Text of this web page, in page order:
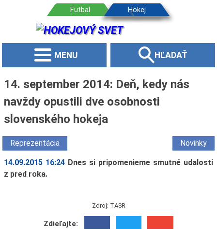
MENU HĽADAŤ
14. september 2014: Deň, kedy nás
navždy opustili dve osobnosti
slovenského hokeja
Reprezentácia Novinky
14.09.2015 16:24 Dnes si pripomenieme smutné udalosti
z pred roka.
Zdroj: TASR
Zdieľajte: